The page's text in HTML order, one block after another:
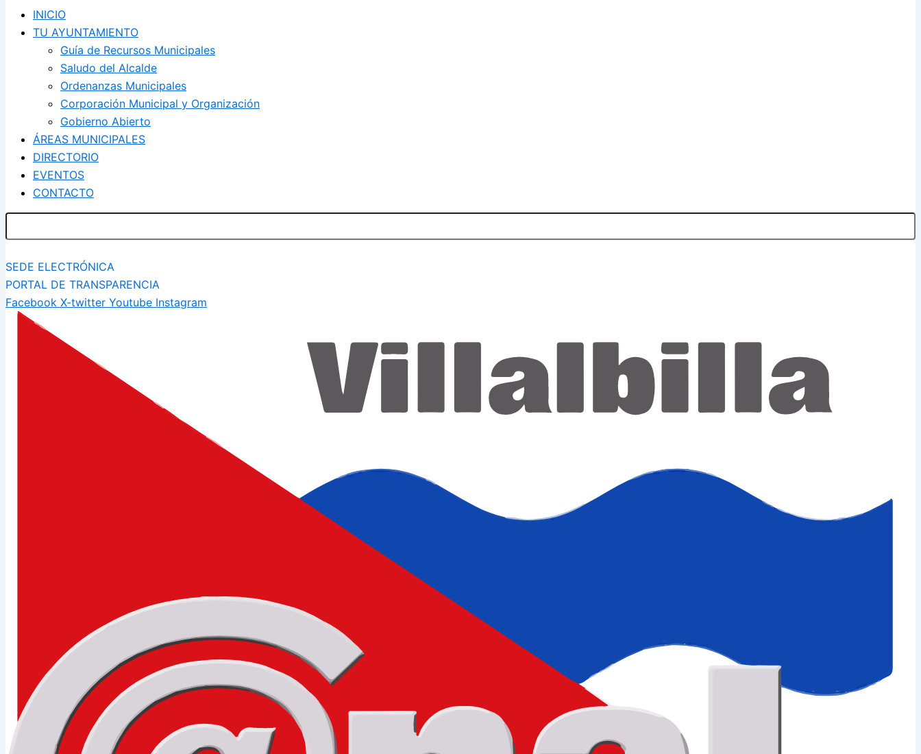
INICIO
TU AYUNTAMIENTO
Guía de Recursos Municipales
Saludo del Alcalde
Ordenanzas Municipales
Corporación Municipal y Organización
Gobierno Abierto
ÁREAS MUNICIPALES
DIRECTORIO
EVENTOS
CONTACTO
SEDE ELECTRÓNICA
PORTAL DE TRANSPARENCIA
Facebook X-twitter Youtube Instagram